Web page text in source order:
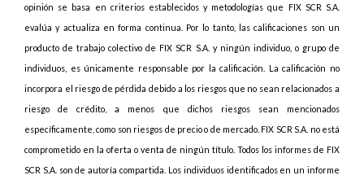
opinión se basa en criterios establecidos y metodologías que FIX SCR S.A.
evalúa y actualiza en forma continua. Por lo tanto, las calificaciones son un
producto de trabajo colectivo de FIX SCR S.A. y ningún individuo, o grupo de
individuos, es únicamente responsable por la calificación. La calificación no
incorpora el riesgo de pérdida debido a los riesgos que no sean relacionados a
riesgo de crédito, a menos que dichos riesgos sean mencionados
específicamente, como son riesgos de precio o de mercado. FIX SCR S.A. no está
comprometido en la oferta o venta de ningún título. Todos los informes de FIX
SCR S.A. son de autoría compartida. Los individuos identificados en un informe